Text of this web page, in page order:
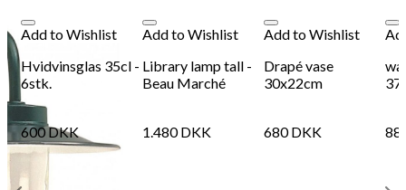
Add to Wishlist
Hvidvinsglas 35cl -
6stk.
600DKK
Add to Wishlist
Library lamp tall -
Beau Marché
1.480DKK
Add to Wishlist
Drapé vase
30x22cm
680DKK